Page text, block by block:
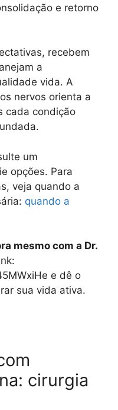
e retorno
recebem
a
vida. A
nervos orienta a
cada condição
um
opções. Para
veja quando a
quando a
mesmo com a Dr.
e dê o
sua vida ativa.
cirurgia